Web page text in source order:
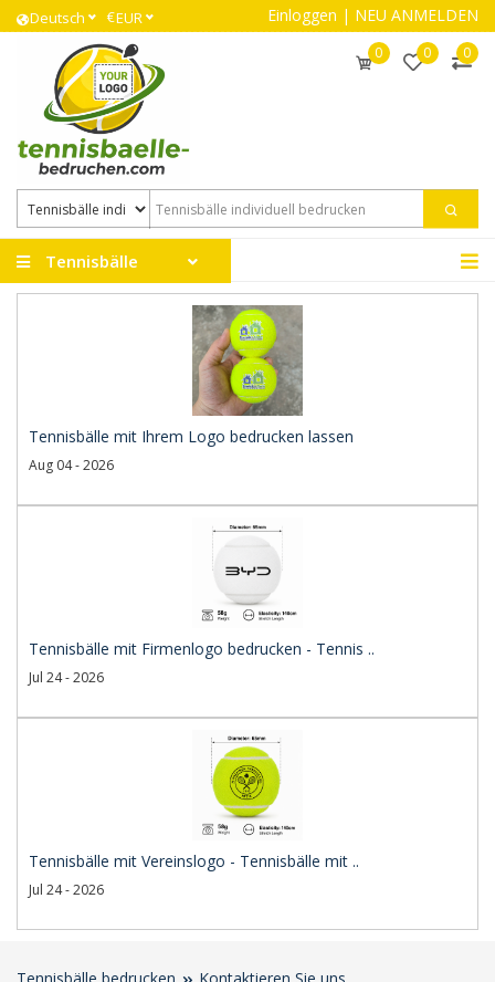
Deutsch €EUR Einloggen | NEU ANMELDEN
0 0 0
Tennisbälle
Tennisbälle mit Ihrem Logo bedrucken lassen
Aug 04 - 2026
Tennisbälle mit Firmenlogo bedrucken - Tennis ..
Jul 24 - 2026
Tennisbälle mit Vereinslogo - Tennisbälle mit ..
Jul 24 - 2026